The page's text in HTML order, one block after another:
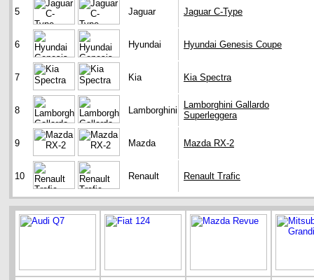
5 Jaguar Jaguar C-Type
6 Hyundai Hyundai Genesis Coupe
7 Kia Kia Spectra
8 Lamborghini
Lamborghini Gallardo
Superleggera
9 Mazda Mazda RX-2
10 Renault Renault Trafic